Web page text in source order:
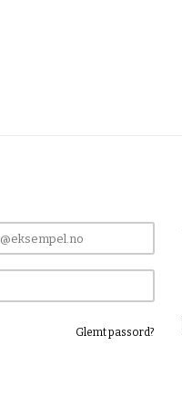
Glemt passord?